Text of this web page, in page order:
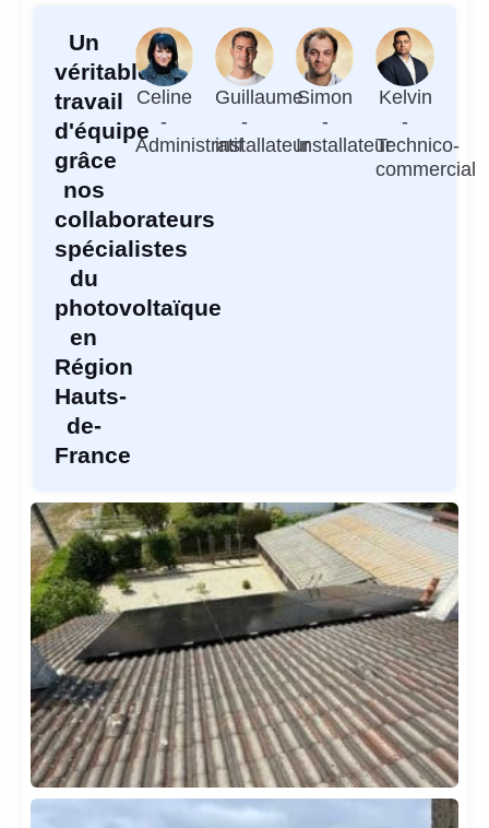
Un
véritable
travail
d'équipe
grâce
nos
collaborateurs
spécialistes
du
photovoltaïque
en
Région
Hauts-
de-
France
Celine
-
Administratif
Guillaume
-
installateur
Simon
-
Installateur
Kelvin
-
Technico-
commercial